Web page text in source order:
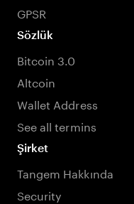
GPSR
Sözlük
Bitcoin 3.0
Altcoin
Wallet Address
See all termins
Şirket
Tangem Hakkında
Security